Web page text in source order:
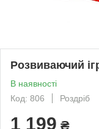
Розвиваючий
В наявності
Код: 806
Роздріб
1 199 ₴